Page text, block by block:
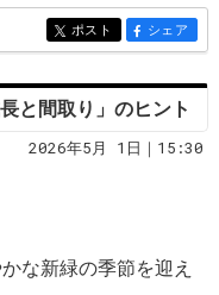
entry284
ポスト entry284
シェア
と間取り」のヒント
2026年5月 1日｜15:30
な新緑の季節を迎え